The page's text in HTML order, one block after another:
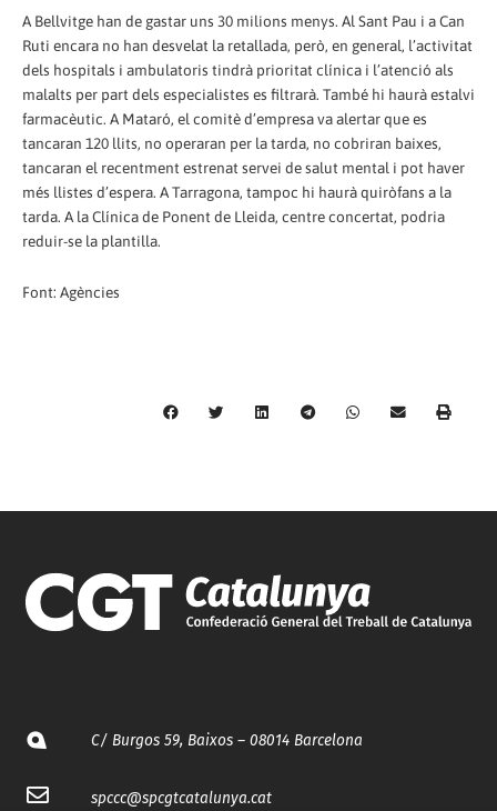
A Bellvitge han de gastar uns 30 milions menys. Al Sant Pau i a Can
Ruti encara no han desvelat la retallada, però, en general, l’activitat
dels hospitals i ambulatoris tindrà prioritat clínica i l’atenció als
malalts per part dels especialistes es filtrarà. També hi haurà estalvi
farmacèutic. A Mataró, el comitè d’empresa va alertar que es
tancaran 120 llits, no operaran per la tarda, no cobriran baixes,
tancaran el recentment estrenat servei de salut mental i pot haver
més llistes d’espera. A Tarragona, tampoc hi haurà quiròfans a la
tarda. A la Clínica de Ponent de Lleida, centre concertat, podria
reduir-se la plantilla.
Font: Agències
C/ Burgos 59, Baixos – 08014 Barcelona
spccc@spcgtcatalunya.cat